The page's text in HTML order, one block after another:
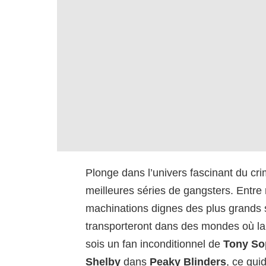
Plonge dans l’univers fascinant du
meilleures séries de gangsters.
machinations dignes des plus
transporteront dans des mondes où
sois un fan inconditionnel de Tony
Shelby dans Peaky Blinders, ce